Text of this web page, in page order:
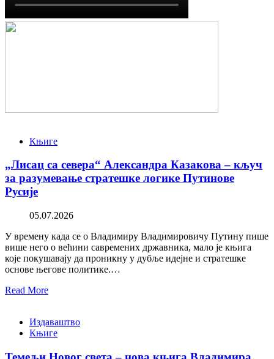
Књиге
„Лисац са севера“ Александра Казакова – кључ
за разумевање стратешке логике Путинове
Русије
05.07.2026
У времену када се о Владимиру Владимировичу Путину пише
више него о већини савремених државника, мало је књига
које покушавају да проникну у дубље идејне и стратешке
основе његове политике.…
Read More
Издаваштво
Књиге